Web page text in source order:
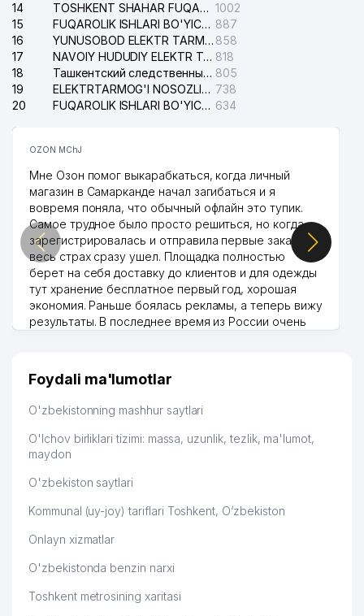
14
TOSHKENT SHAHAR FUQAROLIK ISHLARI BO'YICHA SUDI 1002
15
FUQAROLIK ISHLARI BO'YICHA YAKKASAROY TUMANLARARO SUDI 887
16
YUNUSOBOD ELEKTR TARMOG'I NOSOZLIKLARI XIZMATI 858
17
NAVOIY HUDUDIY ELEKTR TARMOQLARI KORXONASI AJ 818
18
Ташкентский следственный изолятор 805
19
ELEKTRTARMOG'I NOSOZLIKLARINI TO'ZATISH SERGELI XIZMATI 738
20
FUQAROLIK ISHLARI BO'YICHA UCH-TEPA TUMANI SUDI 634
OZON MChJ
Мне Озон помог выкарабкаться, когда личный
магазин в Самарканде начал загибаться и я
вовремя поняла, что обычный офлайн это тупик.
Самое трудное было просто решиться, но когда
зарегистрировалась и отправила первые заказы,
весь страх сразу ушел. Площадка полностью
берет на себя доставку до клиентов и для одежды
тут хранение бесплатное первый год, хорошая
экономия. Раньше боялась рекламы, а теперь вижу
результаты. В последнее время из России очень
дальше развиваюсь потихоньку😊
Hamida 03.08.2026 12:45:39
Foydali ma'lumotlar
O'zbekistonning mashhur saytlari
O'lchov birliklari tizimi: massa, uzunlik, tezlik, ma'lumot,
maydon
O'zbekiston saytlari
Kommunal (uy-joy) tariflari Toshkent, O‘zbekiston
Onlayn xizmatlar
O'zbekistonda benzin narxi
Toshkent metrosining xaritasi